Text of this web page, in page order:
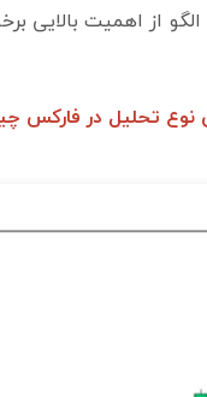
از اهمیت بالایی
نوع تحلیل در فارکس